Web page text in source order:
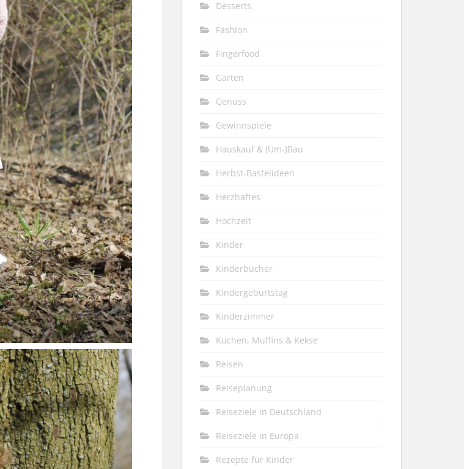
Desserts
Fashion
Fingerfood
Garten
Genuss
Gewinnspiele
Hauskauf & (Um-)Bau
Herbst-Bastelideen
Herzhaftes
Hochzeit
Kinder
Kinderbücher
Kindergeburtstag
Kinderzimmer
Kuchen, Muffins & Kekse
Reisen
Reiseplanung
Reiseziele in Deutschland
Reiseziele in Europa
Rezepte für Kinder